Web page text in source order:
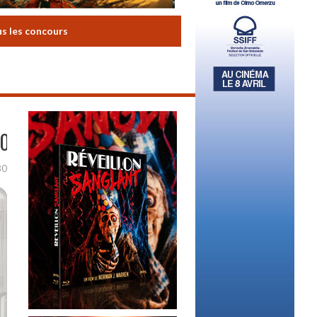
les concours